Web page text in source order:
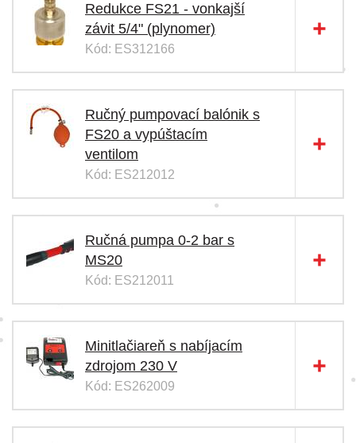
Redukce FS21 - vonkajší
závit 5/4" (plynomer)
Kód: ES312166
Ručný pumpovací balónik s
FS20 a vypúštacím
ventilom
Kód: ES212012
Ručná pumpa 0-2 bar s
MS20
Kód: ES212011
Minitlačiareň s nabíjacím
zdrojom 230 V
Kód: ES262009